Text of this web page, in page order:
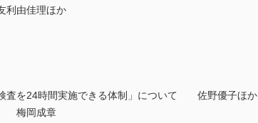
利由佳理ほか
査を24時間実施できる体制」について 佐野優子ほか
梅岡成章